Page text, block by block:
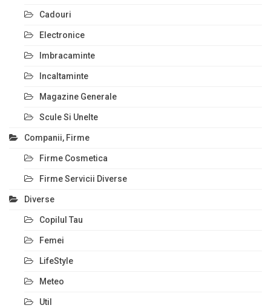
Cadouri
Electronice
Imbracaminte
Incaltaminte
Magazine Generale
Scule Si Unelte
Companii, Firme
Firme Cosmetica
Firme Servicii Diverse
Diverse
Copilul Tau
Femei
LifeStyle
Meteo
Util